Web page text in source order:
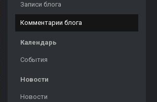
Записи блога
Комментарии блога
Календарь
События
Новости
Новости